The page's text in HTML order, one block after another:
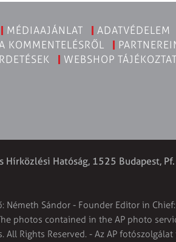
MÉDIAAJÁNLAT
ADATVÉDELEM
KOMMENTELÉSRŐL
WEBSHOP
Hírközlési Hatóság, 1525 Budapest,
Németh Sándor - Founder Editor in
photos contained in the AP photo
All Rights Reserved. - Az AP